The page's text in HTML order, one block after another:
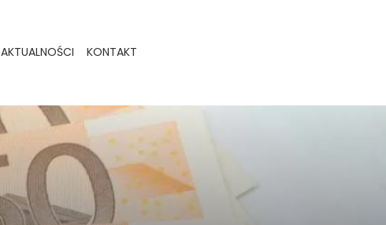
AKTUALNOŚCI KONTAKT